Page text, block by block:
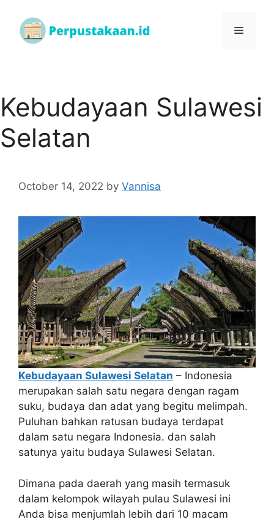
Kebudayaan Sulawesi
Selatan
October 14, 2022 by Vannisa
Kebudayaan Sulawesi Selatan – Indonesia
merupakan salah satu negara dengan ragam
suku, budaya dan adat yang begitu melimpah.
Puluhan bahkan ratusan budaya terdapat
dalam satu negara Indonesia. dan salah
satunya yaitu budaya Sulawesi Selatan.
Dimana pada daerah yang masih termasuk
dalam kelompok wilayah pulau Sulawesi ini
Anda bisa menjumlah lebih dari 10 macam